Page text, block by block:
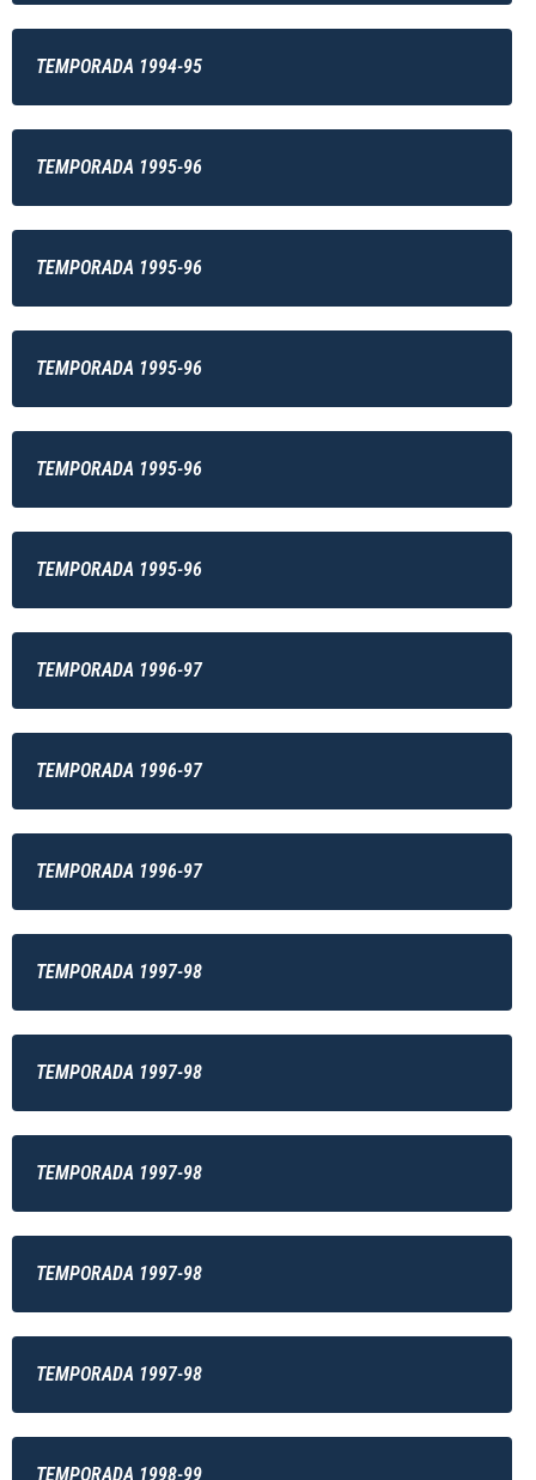
TEMPORADA 1994-95
TEMPORADA 1995-96
TEMPORADA 1995-96
TEMPORADA 1995-96
TEMPORADA 1995-96
TEMPORADA 1995-96
TEMPORADA 1996-97
TEMPORADA 1996-97
TEMPORADA 1996-97
TEMPORADA 1997-98
TEMPORADA 1997-98
TEMPORADA 1997-98
TEMPORADA 1997-98
TEMPORADA 1997-98
TEMPORADA 1998-99